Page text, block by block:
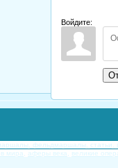
Войдите:
фельдмаршалы, статьи,
мира, аферы века, великие